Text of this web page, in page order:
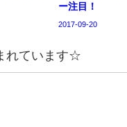
ー注目！
2017-09-20
れています☆